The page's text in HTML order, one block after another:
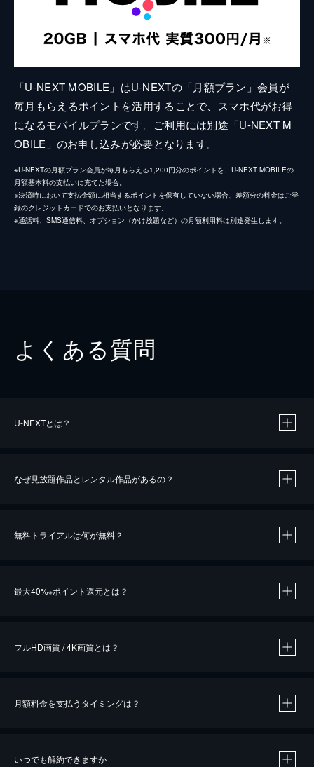
「U-NEXT MOBILE」はU-NEXTの「月額プラン」会員が
毎月もらえるポイントを活用することで、スマホ代がお得
になるモバイルプランです。ご利用には別途「U-NEXT M
OBILE」のお申し込みが必要となります。
※U-NEXTの月額プラン会員が毎月もらえる1,200円分のポイントを、U-NEXT MOBILEの
月額基本料の支払いに充てた場合。
※決済時において支払金額に相当するポイントを保有していない場合、差額分の料金はご登
録のクレジットカードでのお支払いとなります。
※通話料、SMS通信料、オプション（かけ放題など）の月額利用料は別途発生します。
よくある質問
U-NEXTとは？
なぜ見放題作品とレンタル作品があるの？
無料トライアルは何が無料？
最大40%※ポイント還元とは？
※40％ポイント還元の対象は、クレジットカード決済による作品の購入 / レンタルです。
iOSアプリのUコイン決済による作品の購入 / レンタルは、20％のポイント還元です。
フルHD画質 / 4K画質とは？
月額料金を支払うタイミングは？
いつでも解約できますか